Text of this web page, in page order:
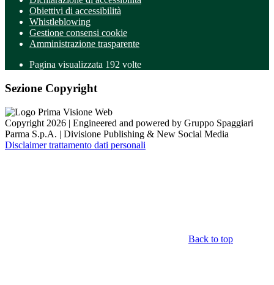
Obiettivi di accessibilità
Whistleblowing
Gestione consensi cookie
Amministrazione trasparente
Pagina visualizzata 192 volte
Sezione Copyright
Copyright 2026 | Engineered and powered by Gruppo Spaggiari
Parma S.p.A. | Divisione Publishing & New Social Media
Disclaimer trattamento dati personali
Back to top